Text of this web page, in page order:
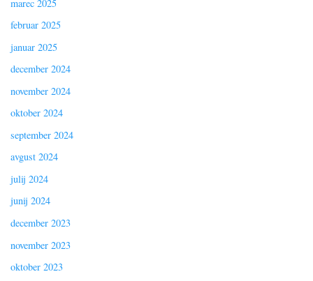
marec 2025
februar 2025
januar 2025
december 2024
november 2024
oktober 2024
september 2024
avgust 2024
julij 2024
junij 2024
december 2023
november 2023
oktober 2023